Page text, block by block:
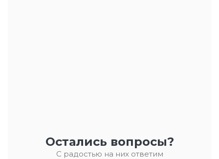
Остались вопросы?
С радостью на них ответим